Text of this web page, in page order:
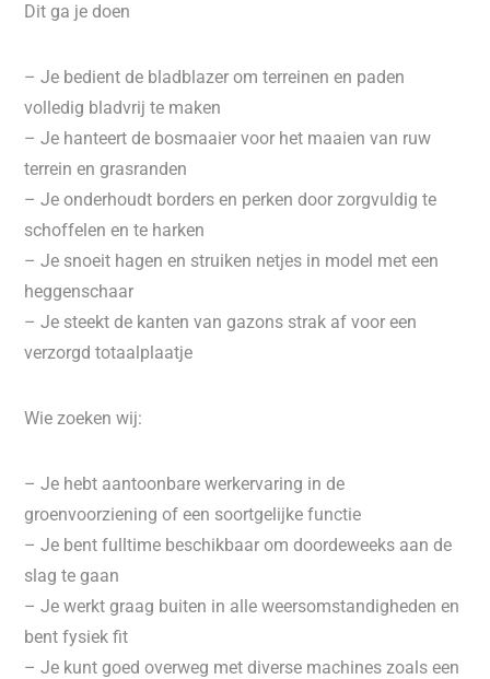
Dit ga je doen
– Je bedient de bladblazer om terreinen en paden
volledig bladvrij te maken
– Je hanteert de bosmaaier voor het maaien van ruw
terrein en grasranden
– Je onderhoudt borders en perken door zorgvuldig te
schoffelen en te harken
– Je snoeit hagen en struiken netjes in model met een
heggenschaar
– Je steekt de kanten van gazons strak af voor een
verzorgd totaalplaatje
Wie zoeken wij:
– Je hebt aantoonbare werkervaring in de
groenvoorziening of een soortgelijke functie
– Je bent fulltime beschikbaar om doordeweeks aan de
slag te gaan
– Je werkt graag buiten in alle weersomstandigheden en
bent fysiek fit
– Je kunt goed overweg met diverse machines zoals een